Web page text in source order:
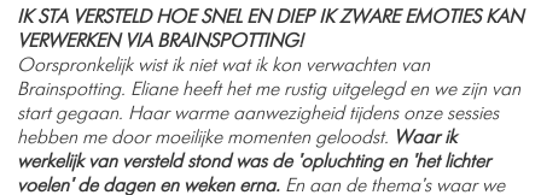
IK STA VERSTELD HOE SNEL EN DIEP IK ZWARE EMOTIES KAN
VERWERKEN VIA BRAINSPOTTING!
Oorspronkelijk wist ik niet wat ik kon verwachten van
Brainspotting. Eliane heeft het me rustig uitgelegd en we zijn van
start gegaan. Haar warme aanwezigheid tijdens onze sessies
hebben me door moeilijke momenten geloodst. Waar ik
werkelijk van versteld stond was de 'opluchting en 'het lichter
voelen' de dagen en weken erna. En aan de thema's waar we